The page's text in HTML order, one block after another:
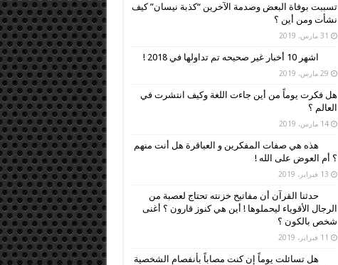
تسببت بوفاة البعض وصدمة الآخرين “كذبة نيسان” كيف
نشأت ومن أين ؟
31 مارس، 2019
اشهر 10 أخبار غير صحيحه تم تداولها في 2018 !
29 مارس، 2019
هل فكرت يوماً من أين جاءت اللغة وكيف انتشرت في
العالم ؟
14 مارس، 2019
هذه هي صفات المفكرين و العباقرة هل أنت منهم
؟ أم العوض على الله !
13 فبراير، 2019
حدثنا القرآن أن مفاتيح خزنته تحتاج لعصبة من
الرجال الأقوياء ليحملوها ! أين هي كنوز قارون ؟ أغنى
شخص بالكون ؟
11 فبراير، 2019
هل تسائلت يوماً إن كنت مصاباً بأنفصام الشخصية